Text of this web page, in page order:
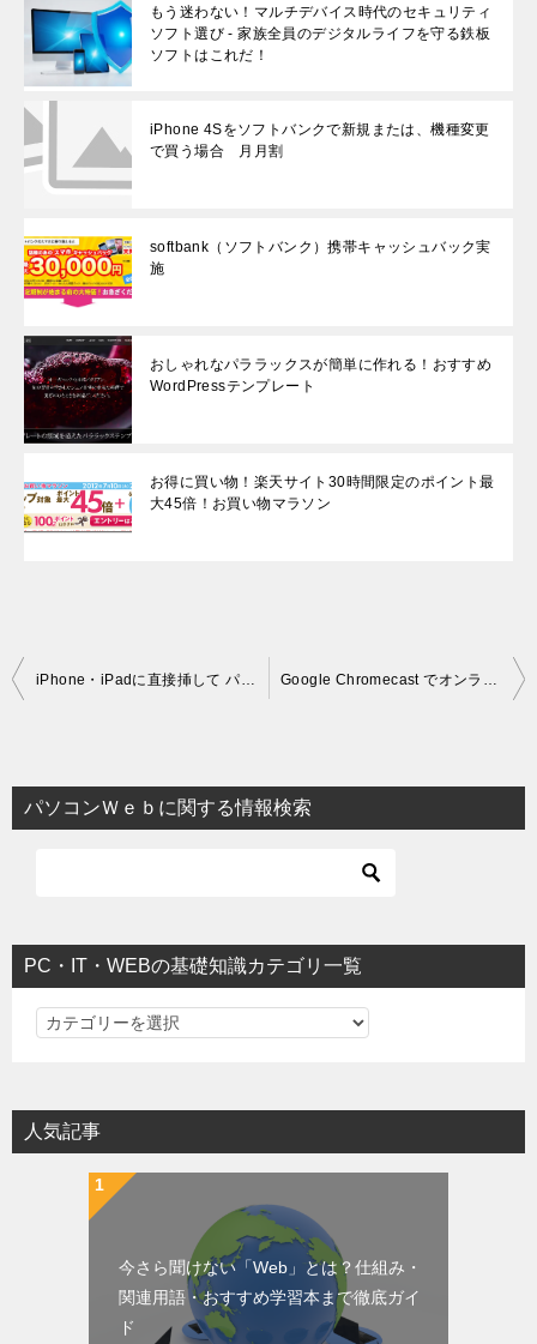
もう迷わない！マルチデバイス時代のセキュリティ
ソフト選び - 家族全員のデジタルライフを守る鉄板
ソフトはこれだ！
iPhone 4Sをソフトバンクで新規または、機種変更
で買う場合 月月割
softbank（ソフトバンク）携帯キャッシュバック実
施
おしゃれなパララックスが簡単に作れる！おすすめ
WordPressテンプレート
お得に買い物！楽天サイト30時間限定のポイント最
大45倍！お買い物マラソン
投稿ナビゲーション iPhone・iPadに直接挿して パソコンのデータを簡単に転送できるUSBメモリ Google Chromecast でオンライン動画や音楽などを、テレビでかんたんに楽しもう
パソコンＷｅｂに関する情報検索
PC・IT・WEBの基礎知識カテゴリ一覧
PC・IT・WEBの基礎知識カテゴリ一覧
人気記事
今さら聞けない「Web」とは？仕組み・
関連用語・おすすめ学習本まで徹底ガイ
ド